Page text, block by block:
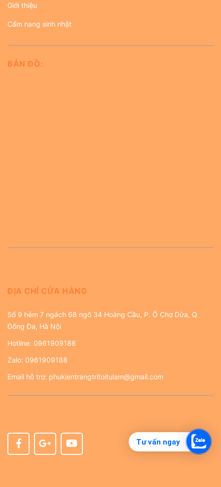
Tư vấn ngay
Giới thiệu
Cẩm nang sinh nhật
BẢN ĐỒ:
ĐỊA CHỈ CỬA HÀNG
Số 9 hẻm 7 ngách 68 ngõ 34 Hoàng Cầu, P. Ô Chợ Dừa, Q.
Đống Đa, Hà Nội
Hotline: 0961909188
Zalo: 0961909188
Email hỗ trợ: phukientrangtritoitulam@gmail.com